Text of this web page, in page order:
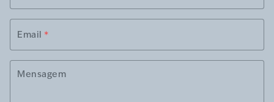
Email *
Mensagem